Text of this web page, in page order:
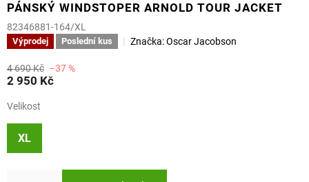
PÁNSKÝ WINDSTOPER ARNOLD TOUR JACKET
82346881-164/XL
Výprodej Poslední kus Značka:Oscar Jacobson
4 690 Kč –37 %
2 950 Kč
Velikost
XL